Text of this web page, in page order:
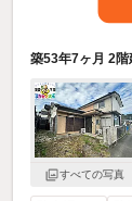
築53年7ヶ月 2
すべての写真